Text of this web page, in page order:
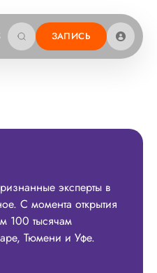
ЗАПИСЬ
эксперты в
С момента открытия
100 тысячам
Тюмени и Уфе.